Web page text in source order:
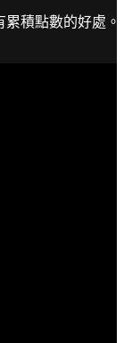
積點數的好處。